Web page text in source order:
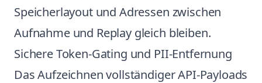
Speicherlayout und Adressen zwischen
Aufnahme und Replay gleich bleiben.
Sichere Token-Gating und PII-Entfernung
Das Aufzeichnen vollständiger API-Payloads